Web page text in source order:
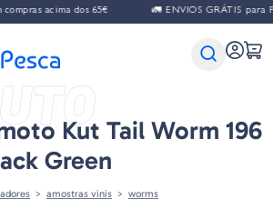
acima dos 65€ 🚛 ENVIOS GRÁTIS para
Kut Tail Worm 196
Green
amostras vinis worms